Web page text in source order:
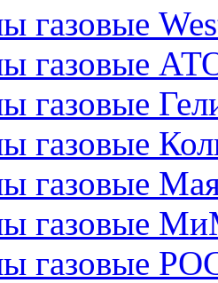
газовые
газовые
газовые
газовые
газовые
газовые
газовые